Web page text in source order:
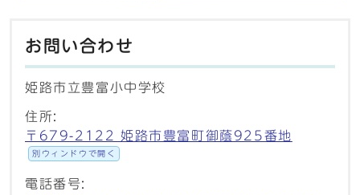
お問い合わせ
姫路市立豊富小中学校
住所:
〒679-2122 姫路市豊富町御蔭925番地
別ウィンドウで開く
電話番号: